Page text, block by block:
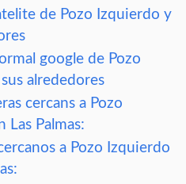
de Pozo Izquierdo y
google de Pozo
alrededores
cercans a Pozo
Las Palmas:
a Pozo Izquierdo